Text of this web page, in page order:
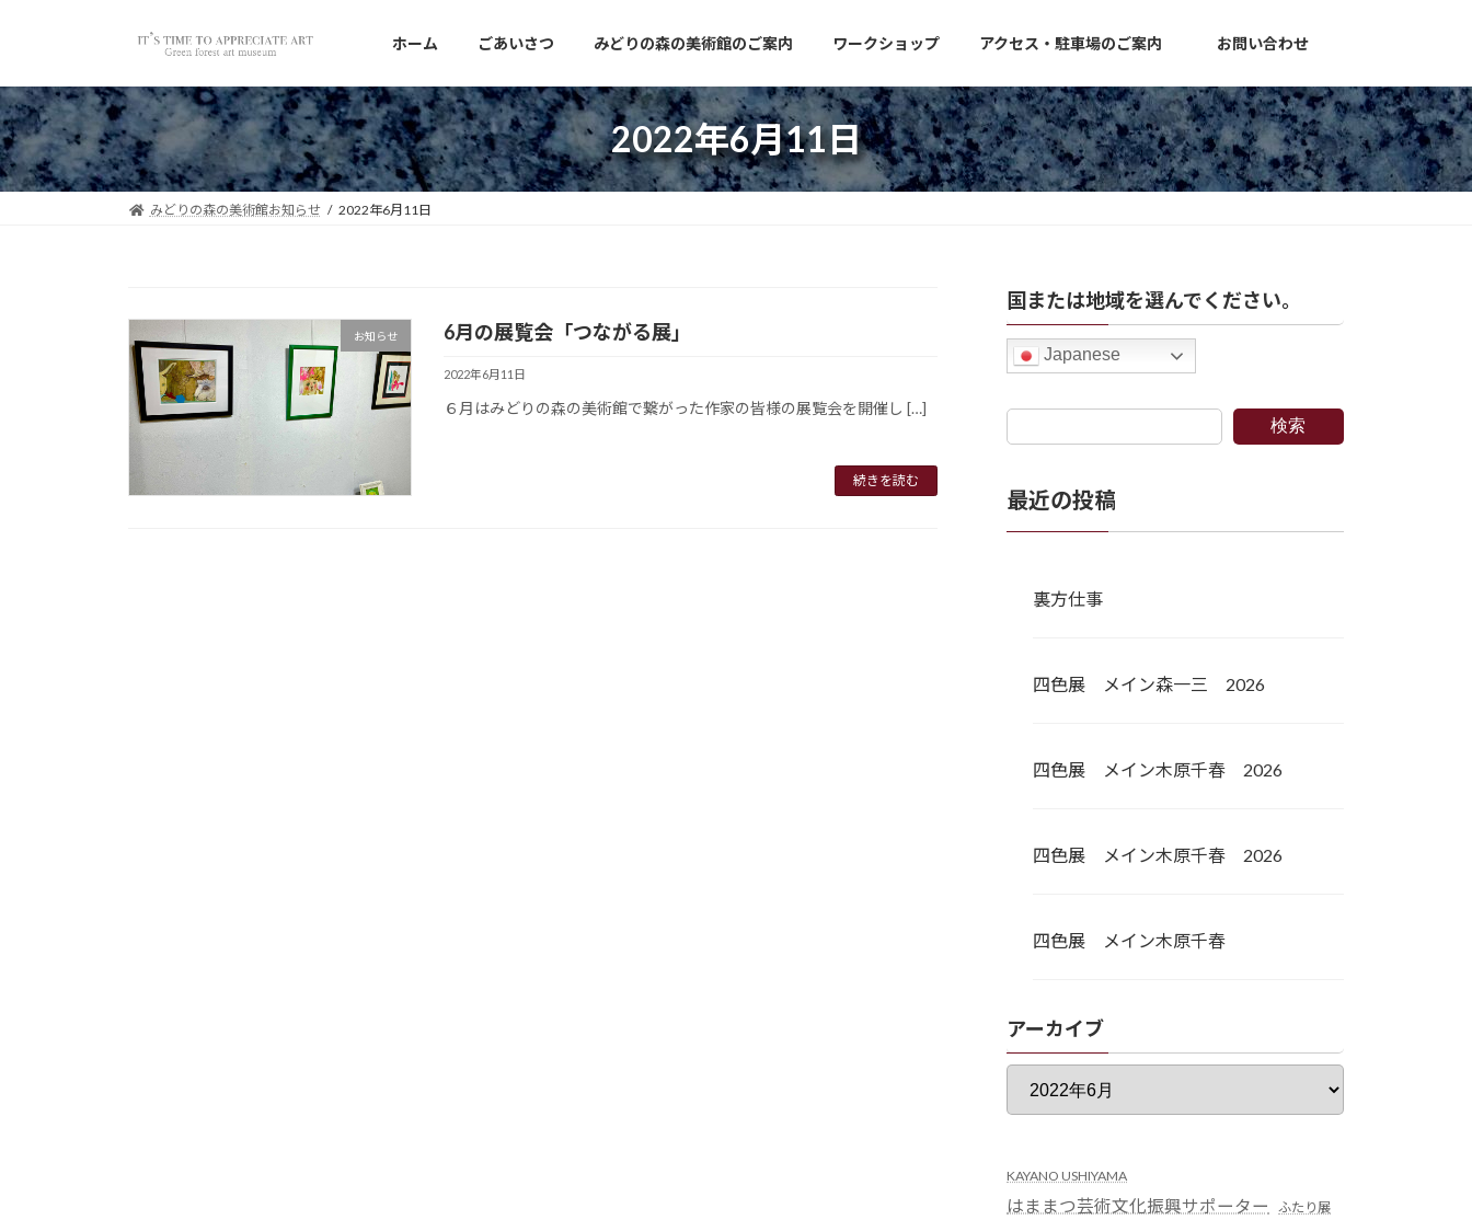
ン
ツ
へ
ス
キ
ー
シ
ョ
ン
に
ホーム ごあいさつ みどりの森の美術館のご案内 ワークショップ アクセス・駐車場のご案内 お問い合わせ
2022年6月11日
みどりの森の美術館お知らせ 2022年6月11日
お知らせ 6月の展覧会「つながる展」
2022年6月11日
６月はみどりの森の美術館で繋がった作家の皆様の展覧会を開催し […]
続きを読む
国または地域を選んでください。
Japanese
検索
最近の投稿
裏方仕事
四色展 メイン森一三 2026
四色展 メイン木原千春 2026
四色展 メイン木原千春 2026
四色展 メイン木原千春
アーカイブ
KAYANO USHIYAMA
はままつ芸術文化振興サポーター ふたり展